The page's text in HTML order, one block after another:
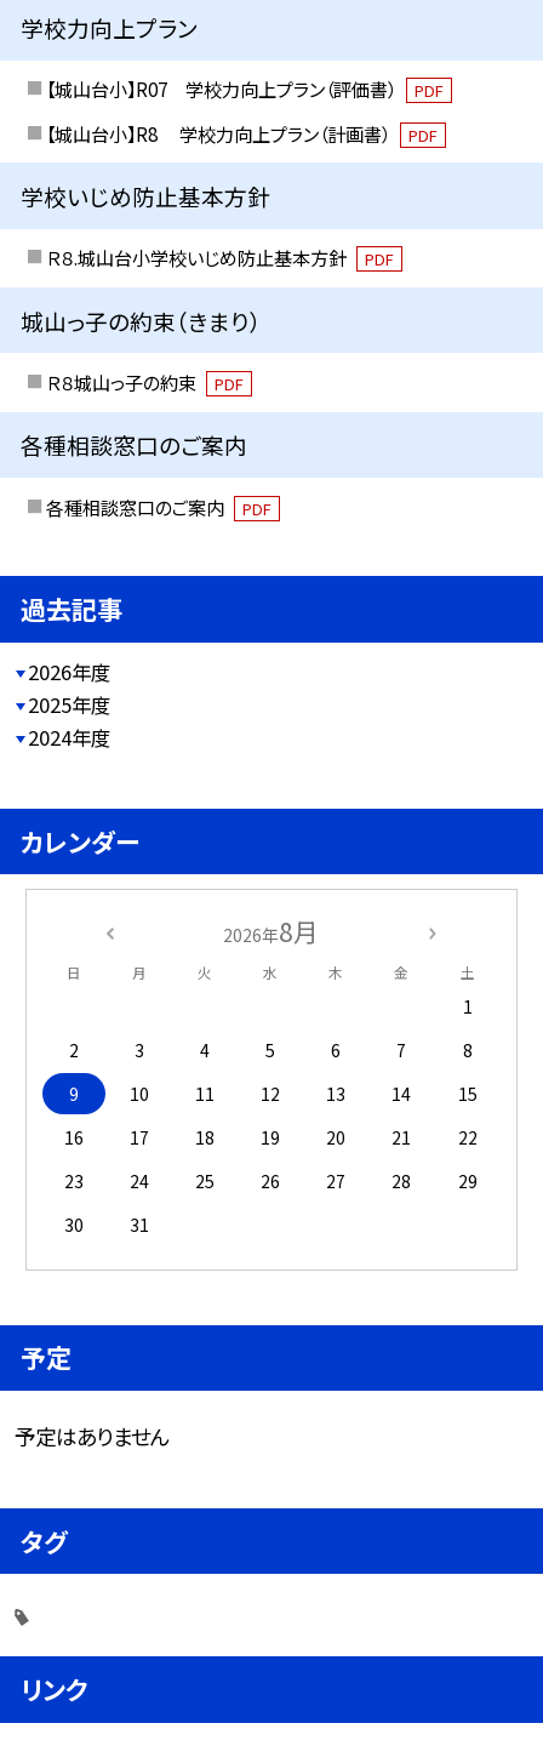
学校力向上プラン
【城山台小】R07 学校力向上プラン（評価書） PDF
【城山台小】R8 学校力向上プラン（計画書） PDF
学校いじめ防止基本方針
Ｒ８.城山台小学校いじめ防止基本方針 PDF
城山っ子の約束（きまり）
Ｒ８城山っ子の約束 PDF
各種相談窓口のご案内
各種相談窓口のご案内 PDF
過去記事
2026年度
2025年度
2024年度
カレンダー
2026年8月
日 月 火 水 木 金 土
1
2
3 4 5 6 7
8
9
10 11 12 13 14
15
16
17 18 19 20 21
22
23
24 25 26 27 28
29
30
31
予定
予定はありません
タグ
リンク